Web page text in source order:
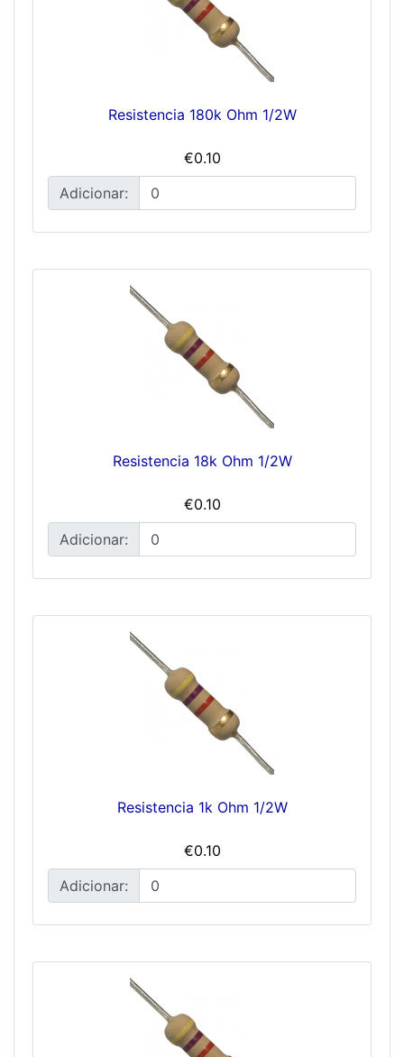
Resistencia 180k Ohm 1/2W
€0.10
Adicionar:
Resistencia 18k Ohm 1/2W
€0.10
Adicionar:
Resistencia 1k Ohm 1/2W
€0.10
Adicionar: